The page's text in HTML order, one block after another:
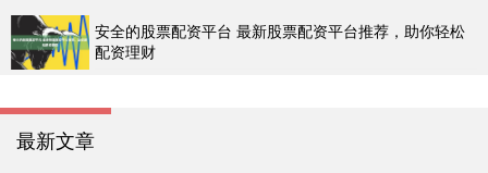
安全的股票配资平台 最新股票配资平台推荐，助你轻松
配资理财
最新文章